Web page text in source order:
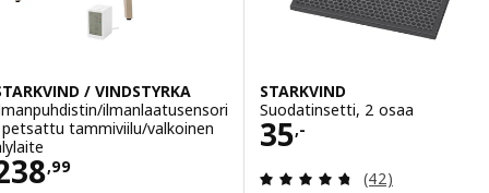
/ VINDSTYRKA
ilmanlaatusensori
tammiviilu/valkoinen
,99238,99
STARKVIND
Suodatinsetti, 2 osaa
35,-
Hinta 35,-
Arvio: 4.7 / 5
(42)